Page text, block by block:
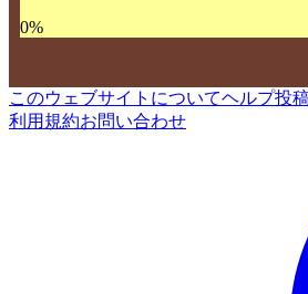
0%
このウェブサイトについてヘルプ投
利用規約お問い合わせ